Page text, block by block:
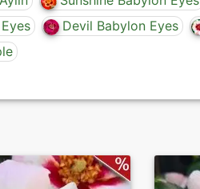
Devil Babylon Eyes